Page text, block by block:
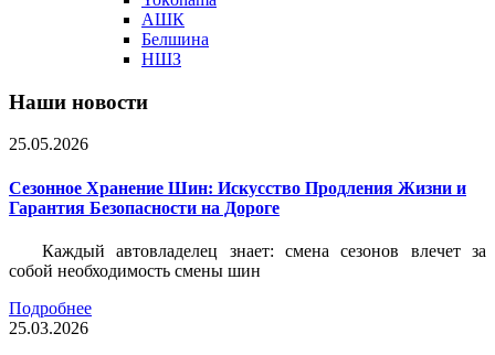
АШК
Белшина
НШЗ
Наши новости
25.05.2026
Сезонное Хранение Шин: Искусство Продления Жизни и
Гарантия Безопасности на Дороге
Каждый автовладелец знает: смена сезонов влечет за
собой необходимость смены шин
Подробнее
25.03.2026